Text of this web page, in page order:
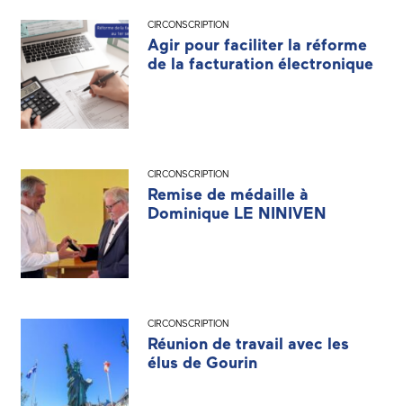
CIRCONSCRIPTION
Agir pour faciliter la réforme
de la facturation électronique
CIRCONSCRIPTION
Remise de médaille à
Dominique LE NINIVEN
CIRCONSCRIPTION
Réunion de travail avec les
élus de Gourin